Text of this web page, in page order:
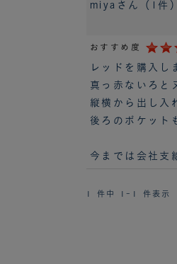
miyaさん（1件）
おすすめ度
レッドを購入し
真っ赤ないろと
縦横から出し入
後ろのポケット
今までは会社支
1 件中 1-1 件表示